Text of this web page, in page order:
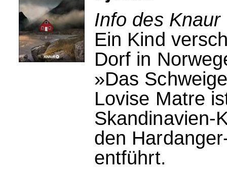
Info des Knaur
Ein Kind
Dorf in
»Das
Lovise Matre
Skandinavien-
den
entführt.